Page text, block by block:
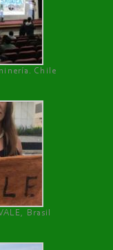
Chile
Brasil